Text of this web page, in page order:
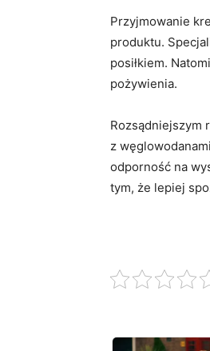
Przyjmowanie
produktu.
posiłkiem.
pożywienia.
Rozsądniejszym
z
odporność na
tym, że lepiej